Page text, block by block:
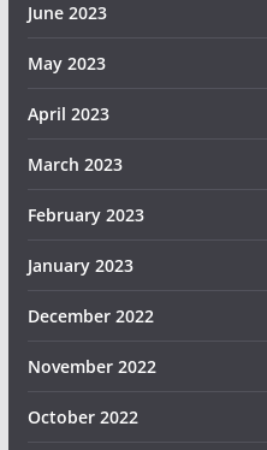
June 2023
May 2023
April 2023
March 2023
February 2023
January 2023
December 2022
November 2022
October 2022